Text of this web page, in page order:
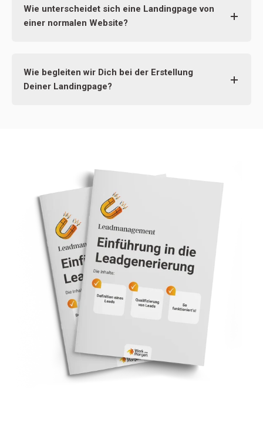
Wie unterscheidet sich eine Landingpage von
einer normalen Website?
Wie begleiten wir Dich bei der Erstellung
Deiner Landingpage?